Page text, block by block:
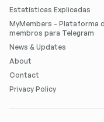
Estatísticas Explicadas
MyMembers - Plataforma
membros para Telegram
News & Updates
About
Contact
Privacy Policy